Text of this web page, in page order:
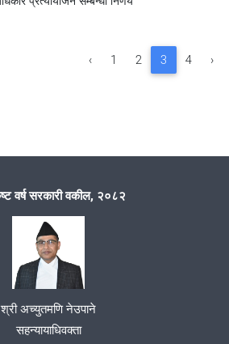
‹ 1 2 3 4 ›
वर्ष सरकारी वकील, २०८२
श्री अच्युतमणि नेउपाने
सहन्यायाधिवक्ता